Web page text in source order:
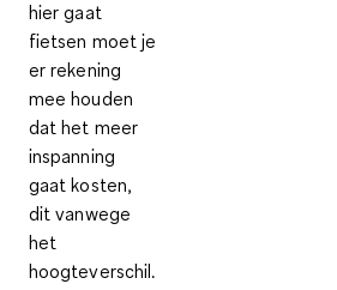
hier gaat
fietsen moet je
er rekening
mee houden
dat het meer
inspanning
gaat kosten,
dit vanwege
het
hoogteverschil.